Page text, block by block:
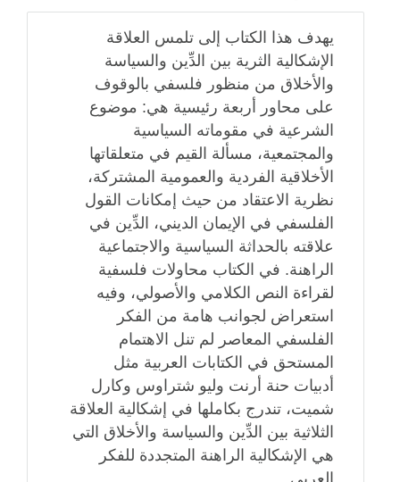
يهدف هذا الكتاب إلى تلمس العلاقة
الإشكالية الثرية بين الدِّين والسياسة
والأخلاق من منظور فلسفي بالوقوف
على محاور أربعة رئيسية هي: موضوع
الشرعية في مقوماته السياسية
والمجتمعية، مسألة القيم في متعلقاتها
الأخلاقية الفردية والعمومية المشتركة،
نظرية الاعتقاد من حيث إمكانات القول
الفلسفي في الإيمان الديني، الدِّين في
علاقته بالحداثة السياسية والاجتماعية
الراهنة. في الكتاب محاولات فلسفية
لقراءة النص الكلامي والأصولي، وفيه
استعراض لجوانب هامة من الفكر
الفلسفي المعاصر لم تنل الاهتمام
المستحق في الكتابات العربية مثل
أدبيات حنة أرنت وليو شتراوس وكارل
شميت، تندرج بكاملها في إشكالية العلاقة
الثلاثية بين الدِّين والسياسة والأخلاق التي
هي الإشكالية الراهنة المتجددة للفكر
العربي